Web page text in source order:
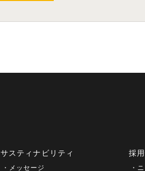
サスティナビリティ
メッセージ
採